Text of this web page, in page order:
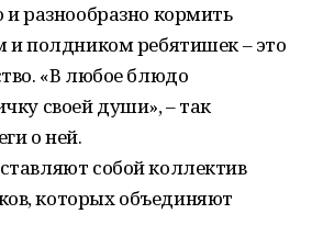
и разнообразно кормить
и полдником ребятишек – это
«В любое блюдо
своей души», – так
о ней.
собой коллектив
которых объединяют